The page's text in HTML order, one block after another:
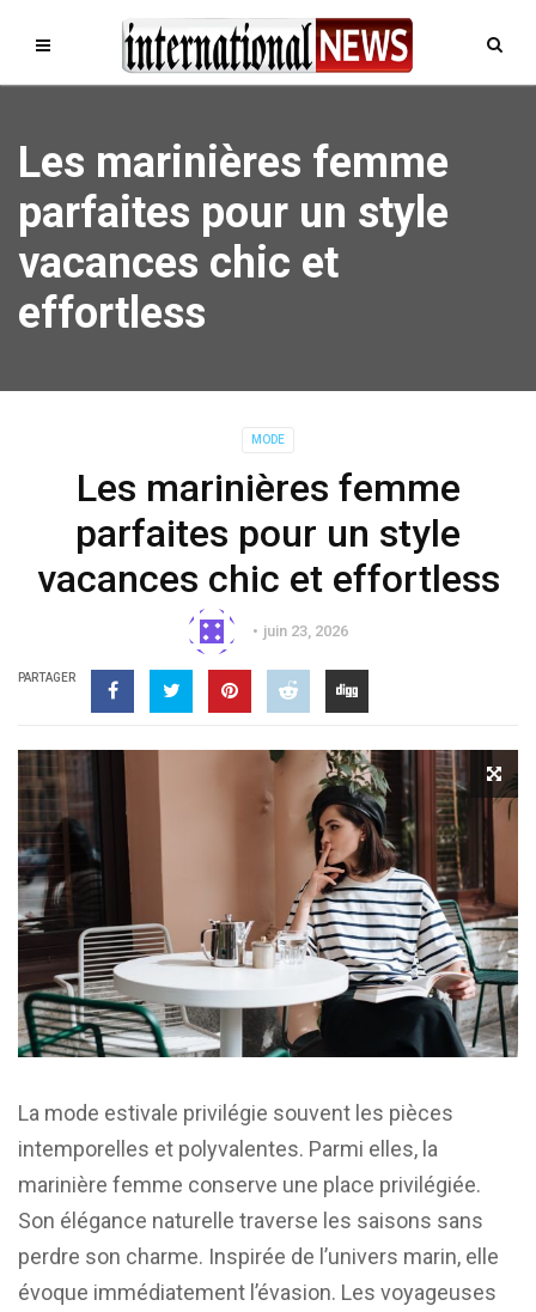
Les marinières femme
parfaites pour un style
vacances chic et
effortless
MODE
Les marinières femme
parfaites pour un style
vacances chic et effortless
juin 23, 2026
PARTAGER
La mode estivale privilégie souvent les pièces
intemporelles et polyvalentes. Parmi elles, la
marinière femme conserve une place privilégiée.
Son élégance naturelle traverse les saisons sans
perdre son charme. Inspirée de l’univers marin, elle
évoque immédiatement l’évasion. Les voyageuses